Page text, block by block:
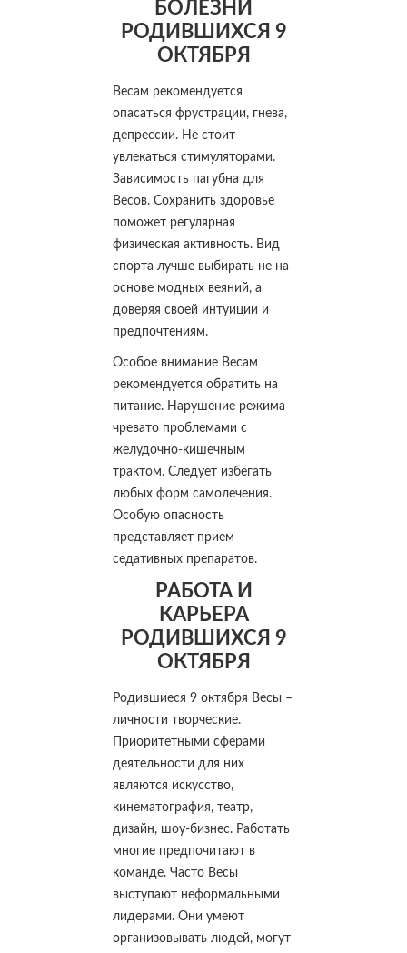
БОЛЕЗНИ
РОДИВШИХСЯ 9
ОКТЯБРЯ
Весам рекомендуется
опасаться фрустрации, гнева,
депрессии. Не стоит
увлекаться стимуляторами.
Зависимость пагубна для
Весов. Сохранить здоровье
поможет регулярная
физическая активность. Вид
спорта лучше выбирать не на
основе модных веяний, а
доверяя своей интуиции и
предпочтениям.
Особое внимание Весам
рекомендуется обратить на
питание. Нарушение режима
чревато проблемами с
желудочно-кишечным
трактом. Следует избегать
любых форм самолечения.
Особую опасность
представляет прием
седативных препаратов.
РАБОТА И
КАРЬЕРА
РОДИВШИХСЯ 9
ОКТЯБРЯ
Родившиеся 9 октября Весы –
личности творческие.
Приоритетными сферами
деятельности для них
являются искусство,
кинематография, театр,
дизайн, шоу-бизнес. Работать
многие предпочитают в
команде. Часто Весы
выступают неформальными
лидерами. Они умеют
организовывать людей, могут